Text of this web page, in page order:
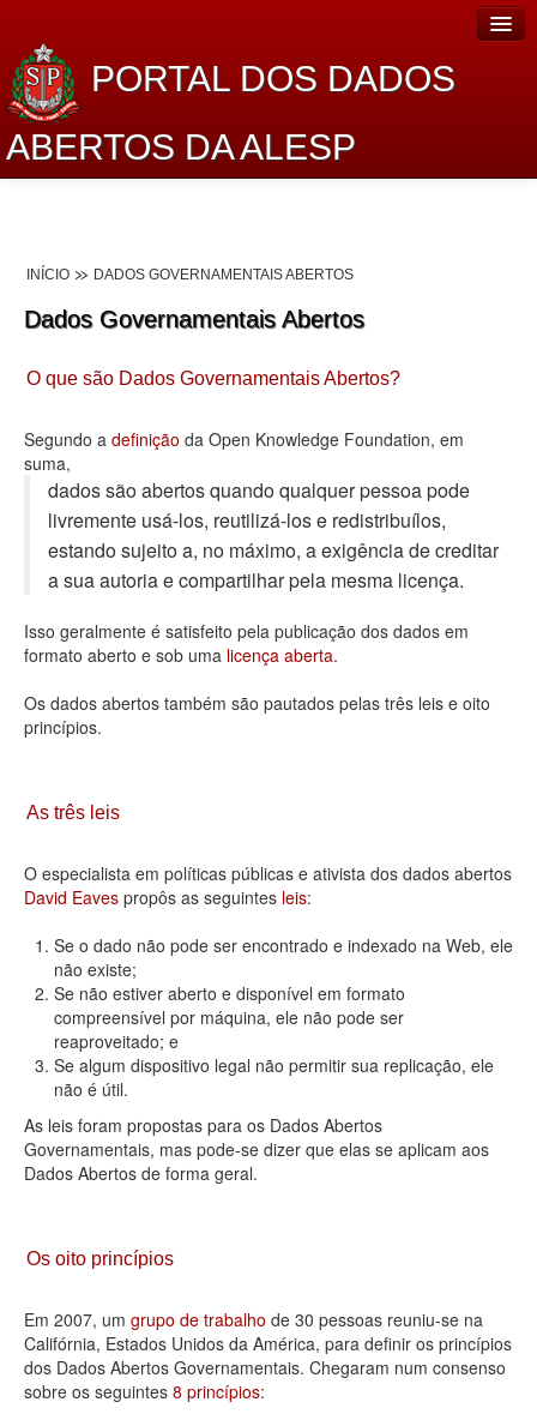
PORTAL DOS DADOS
ABERTOS DA ALESP
Lei de Acesso à Informação
Dados Governamentais Abertos
Planejamento
Catálogo de dados
Processo Legislativo
Deputados Estaduais
Administração
Legislação
Agenda
Contato
INÍCIO DADOS GOVERNAMENTAIS ABERTOS
Dados Governamentais Abertos
O que são Dados Governamentais Abertos?
Segundo a definição da Open Knowledge Foundation, em
suma,
dados são abertos quando qualquer pessoa pode
livremente usá-los, reutilizá-los e redistribuí­los,
estando sujeito a, no máximo, a exigência de creditar
a sua autoria e compartilhar pela mesma licença.
Isso geralmente é satisfeito pela publicação dos dados em
formato aberto e sob uma licença aberta.
Os dados abertos também são pautados pelas três leis e oito
princípios.
As três leis
O especialista em políticas públicas e ativista dos dados abertos
David Eaves propôs as seguintes leis:
Se o dado não pode ser encontrado e indexado na Web, ele
não existe;
Se não estiver aberto e disponível em formato
compreensível por máquina, ele não pode ser
reaproveitado; e
Se algum dispositivo legal não permitir sua replicação, ele
não é útil.
As leis foram propostas para os Dados Abertos
Governamentais, mas pode-se dizer que elas se aplicam aos
Dados Abertos de forma geral.
Os oito princípios
Em 2007, um grupo de trabalho de 30 pessoas reuniu-se na
Califórnia, Estados Unidos da América, para definir os princípios
dos Dados Abertos Governamentais. Chegaram num consenso
sobre os seguintes 8 princípios: